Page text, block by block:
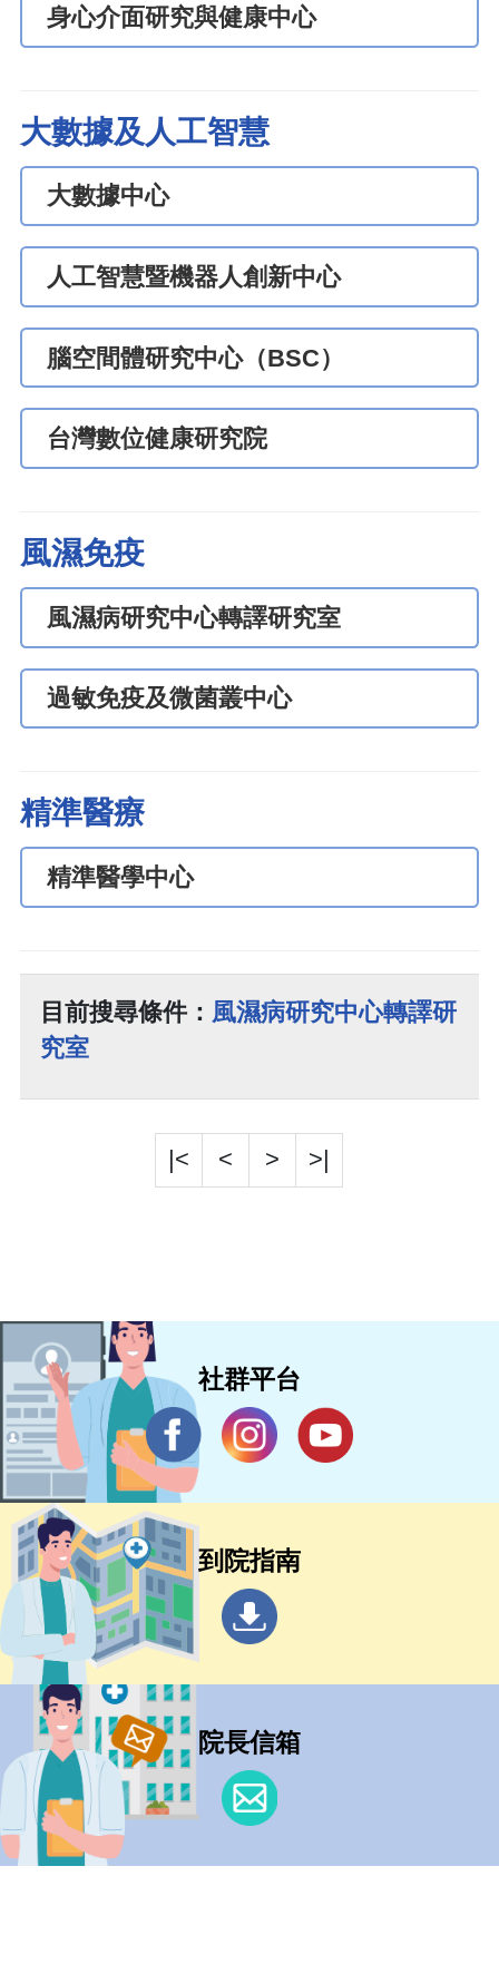
身心介面研究與健康中心
大數據及人工智慧
大數據中心
人工智慧暨機器人創新中心
腦空間體研究中心（BSC）
台灣數位健康研究院
風濕免疫
風濕病研究中心轉譯研究室
過敏免疫及微菌叢中心
精準醫療
精準醫學中心
目前搜尋條件： 風濕病研究中心轉譯研
究室
|< < > >|
社群平台
到院指南
院長信箱